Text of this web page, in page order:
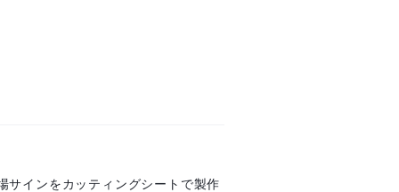
サインをカッティングシートで製作